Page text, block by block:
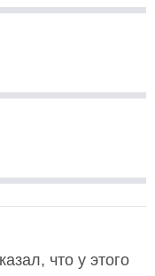
что у этого